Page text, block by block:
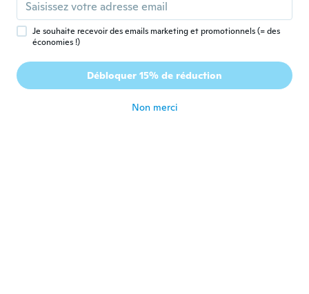
Perfekt für den Preis
Jenny
Inscrit depuis 2017 · 3 avis
Je souhaite recevoir des emails marketing et promotionnels (= des
économies !)
Débloquer 15% de réduction
Non merci